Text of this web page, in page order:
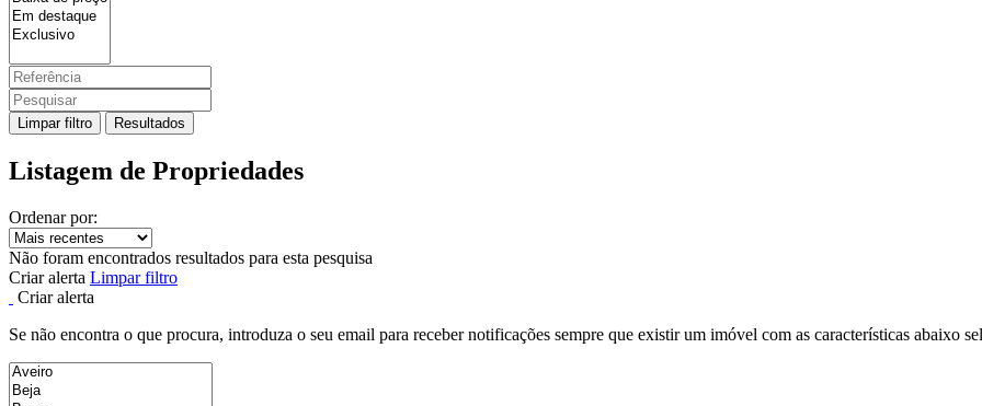
Limpar filtro Resultados
Listagem de Propriedades
Ordenar por:
Não foram encontrados resultados para esta pesquisa
Criar alerta Limpar filtro
Criar alerta
Se não encontra o que procura, introduza o seu email para receber notificações sempre que existir um imóvel com as características abaixo